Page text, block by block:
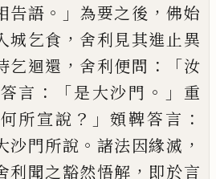
告語 。」 為要之後 ，佛始
城乞食 ， 舍利見其進 止異
乞迴還 ， 舍利便問 ：「汝
言 ：「是大沙門 。」 重
所宣說 ？」頞鞞答言 ：
沙門所說 。 諸法因緣滅 ，
利聞之豁然悟解 ， 即於言